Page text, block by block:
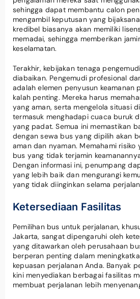
sehingga dapat membantu calon
mengambil keputusan yang
kredibel biasanya akan memiliki
memadai, sehingga memberikan
keselamatan.
Terakhir, kebijakan tenaga
diabaikan. Pengemudi profesional
adalah elemen penyusun keamanan
kalah penting. Mereka harus
yang aman, serta mengelola situasi
termasuk menghadapi cuaca buruk
yang padat. Semua ini memastikan
dengan sewa bus yang dipilih akan
aman dan nyaman. Memahami
bus yang tidak terjamin
Dengan informasi ini, penumpang
yang lebih baik dan mengurangi
yang tidak diinginkan selama
Ketersediaan Fasilitas
Pemilihan bus untuk perjalanan,
Jakarta, sangat dipengaruhi oleh
yang ditawarkan oleh perusahaan
berperan penting dalam
kepuasan perjalanan Anda. Banyak
kini menyediakan berbagai fasilitas
membuat perjalanan lebih